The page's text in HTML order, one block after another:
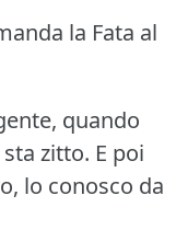
la Fata al
quando
zitto. E poi
lo conosco da